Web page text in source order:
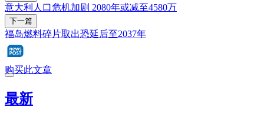
意大利人口危机加剧 2080年或减至4580万
下一篇
福岛燃料碎片取出恐延后至2037年
购买此文章
最新